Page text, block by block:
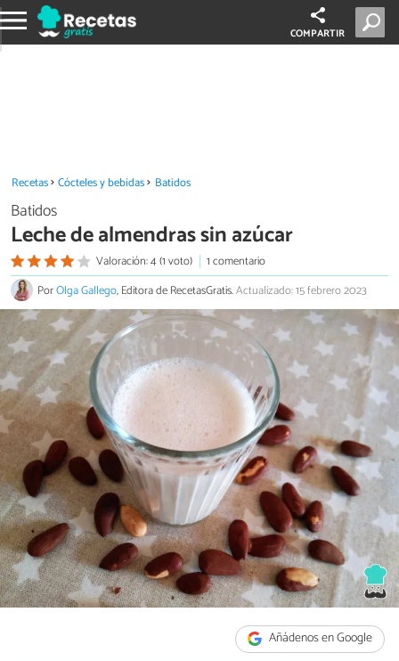
COMPARTIR
Recetas Cócteles y bebidas Batidos
Batidos
Leche de almendras sin azúcar
Valoración: 4 (1 voto)
1 comentario
PorOlga Gallego, Editora de RecetasGratis.Actualizado: 15 febrero 2023
Añádenos en Google